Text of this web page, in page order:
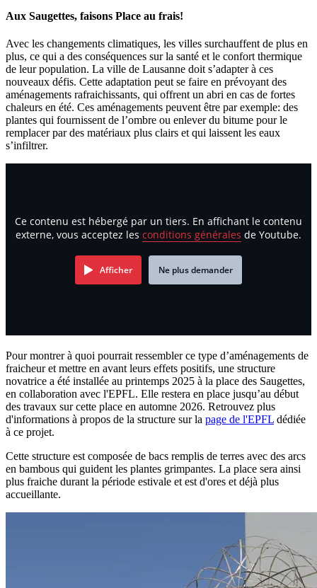
Aux Saugettes, faisons Place au frais!
Avec les changements climatiques, les villes surchauffent de plus en
plus, ce qui a des conséquences sur la santé et le confort thermique
de leur population. La ville de Lausanne doit s’adapter à ces
nouveaux défis. Cette adaptation peut se faire en prévoyant des
aménagements rafraichissants, qui offrent un abri en cas de fortes
chaleurs en été. Ces aménagements peuvent être par exemple: des
plantes qui fournissent de l’ombre ou enlever du bitume pour le
remplacer par des matériaux plus clairs et qui laissent les eaux
s’infiltrer.
Ce contenu est hébergé par un tiers. En affichant le contenu
externe, vous acceptez les conditions générales de Youtube.
Afficher Ne plus demander
Pour montrer à quoi pourrait ressembler ce type d’aménagements de
fraicheur et mettre en avant leurs effets positifs, une structure
novatrice a été installée au printemps 2025 à la place des Saugettes,
en collaboration avec l'EPFL. Elle restera en place jusqu’au début
des travaux sur cette place en automne 2026. Retrouvez plus
d'informations à propos de la structure sur la page de l'EPFL dédiée
à ce projet.
Cette structure est composée de bacs remplis de terres avec des arcs
en bambous qui guident les plantes grimpantes. La place sera ainsi
plus fraiche durant la période estivale et est d'ores et déjà plus
accueillante.